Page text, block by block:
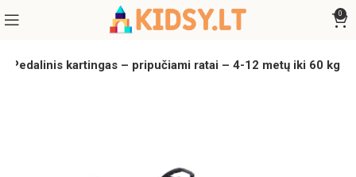
0
Pedalinis kartingas – pripučiami ratai – 4-12 metų iki 60 kg